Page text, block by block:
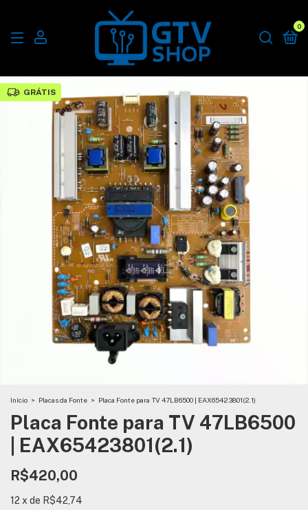
0
GRÁTIS
Início > Placas da Fonte > Placa Fonte para TV 47LB6500 | EAX65423801(2.1)
Placa Fonte para TV 47LB6500
| EAX65423801(2.1)
R$420,00
12 x de R$42,74